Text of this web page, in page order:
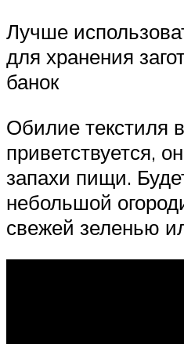
Лучше
для хранения
банок
Обилие текстиля
приветствуется,
запахи пищи.
небольшой
свежей зеленью